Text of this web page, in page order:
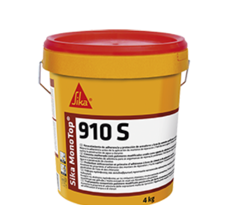
IMPERMEABILIZAÇÃO DE COBERTURAS (SISTEMA)
IMPERMEABILIZAÇÃO EM PISCINAS
IMPERMEABILIZAÇÕES GERAIS
INQUÉRITO DE SATISFAÇÃO DO CLIENTE
ISOLAMENTO TÉRMICO (ETICS)
LIVRO DE RECLAMAÇÕES